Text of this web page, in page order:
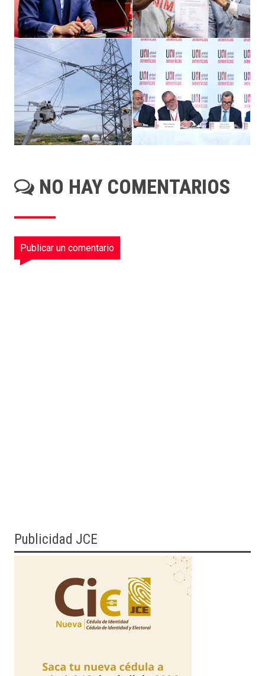
NO HAY COMENTARIOS
Publicar un comentario
Publicidad JCE